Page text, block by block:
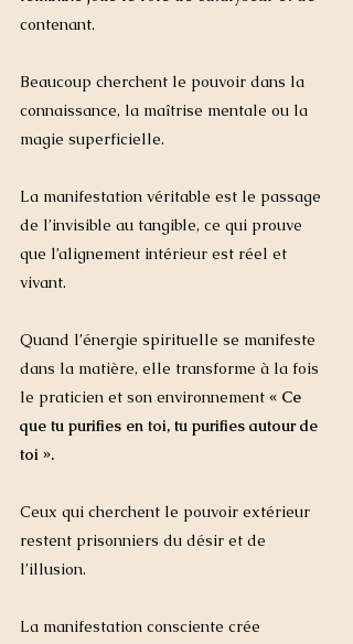
contenant.
Beaucoup cherchent le pouvoir dans la
connaissance, la maîtrise mentale ou la
magie superficielle.
La manifestation véritable est le passage
de l’invisible au tangible, ce qui prouve
que l’alignement intérieur est réel et
vivant.
Quand l’énergie spirituelle se manifeste
dans la matière, elle transforme à la fois
le praticien et son environnement « Ce
que tu purifies en toi, tu purifies autour de
toi ».
Ceux qui cherchent le pouvoir extérieur
restent prisonniers du désir et de
l’illusion.
La manifestation consciente crée